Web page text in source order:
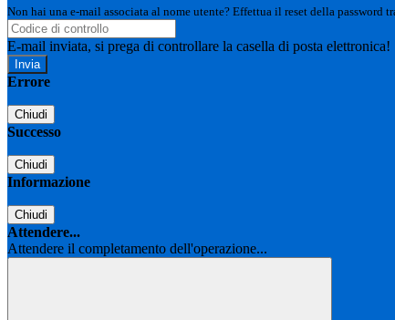
Non hai una e-mail associata al nome utente? Effettua il reset della password
E-mail inviata, si prega di controllare la casella di posta elettronica!
Errore
Chiudi
Successo
Chiudi
Informazione
Chiudi
Attendere...
Attendere il completamento dell'operazione...